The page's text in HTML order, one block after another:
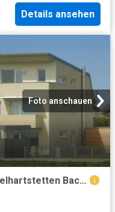
Details ansehen
Foto anschauen
apartment for rent in 2292 Engelhartstetten Bachgasse 25 2292 Engelhartstetten Bachgasse 25